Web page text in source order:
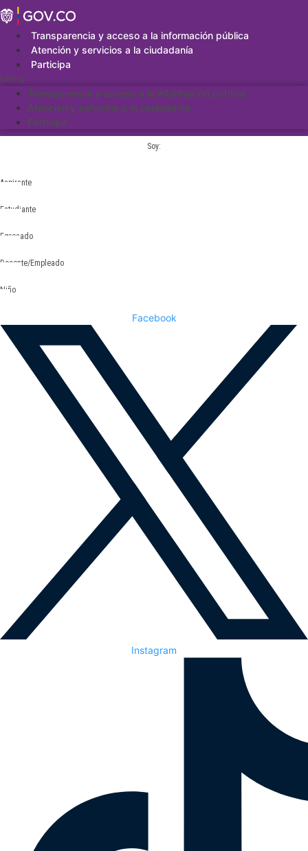
Saltar
al
contenidoTransparencia y acceso a la información pública
Atención y servicios a la ciudadanía
Participa
Menu
Transparencia y acceso a la información pública
Atención y servicios a la ciudadanía
Participa
Soy:
Aspirante
Estudiante
Egresado
Docente/Empleado
Niño
Facebook
Instagram